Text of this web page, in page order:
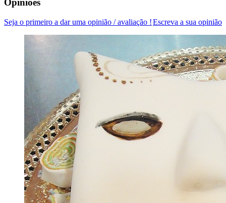
Opiniões
Escreva a sua opinião
Seja o primeiro a dar uma opinião / avaliação !